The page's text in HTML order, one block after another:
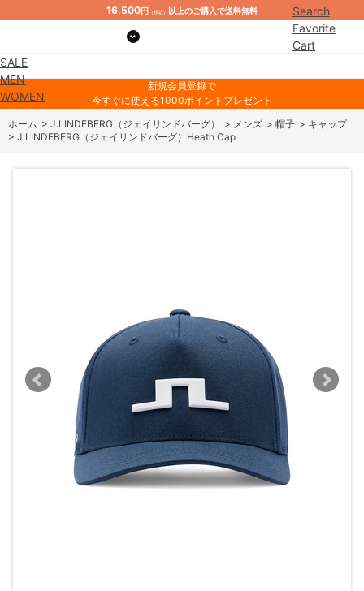
16,500円 （税込） 以上のご購入で送料無料
Search
Favorite
Cart
SALE
MEN
WOMEN
新規会員登録で
今すぐに使える1000ポイントプレゼント
ホーム > J.LINDEBERG（ジェイリンドバーグ） > メンズ > 帽子 > キャップ
> J.LINDEBERG（ジェイリンドバーグ）Heath Cap